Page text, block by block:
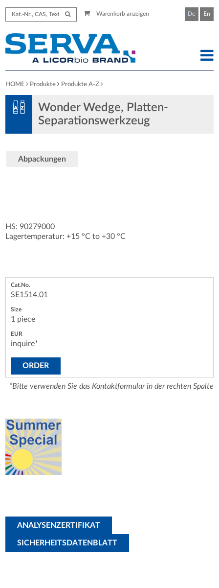
Warenkorb anzeigen De En
HOME Produkte Produkte A-Z
Wonder Wedge, Platten-
Separationswerkzeug
Abpackungen
HS: 90279000
Lagertemperatur: +15 °C to +30 °C
SE1514.01
1 piece
inquire*
ORDER
*Bitte verwenden Sie das Kontaktformular in der rechten Spalte
ANALYSENZERTIFIKAT
SICHERHEITSDATENBLATT